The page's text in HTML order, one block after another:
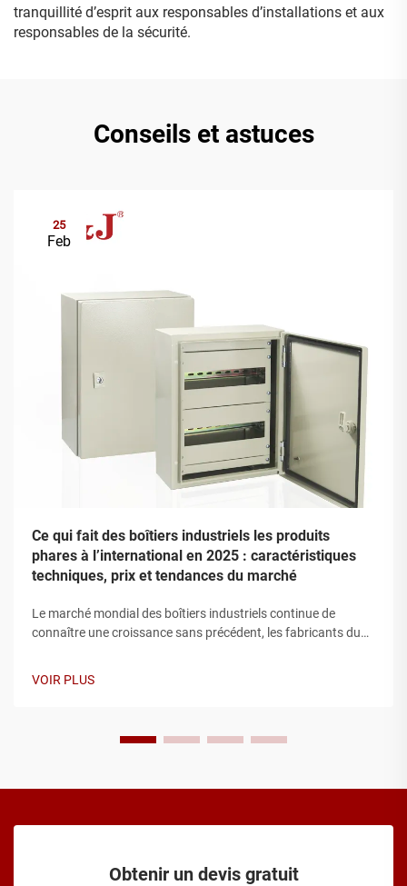
tranquillité d’esprit aux responsables d’installations et aux
responsables de la sécurité.
Conseils et astuces
25
Feb
Ce qui fait des boîtiers industriels les produits
phares à l’international en 2025 : caractéristiques
techniques, prix et tendances du marché
Le marché mondial des boîtiers industriels continue de
connaître une croissance sans précédent, les fabricants du
Les installations industrielles modernes nécessitent des
VOIR PLUS
Obtenir un devis gratuit